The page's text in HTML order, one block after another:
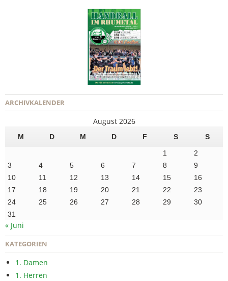
ARCHIVKALENDER
August 2026
M D M D F S
S
1
2
3
4 5 6 7 8
9
10
11 12 13 14 15
16
17
18 19 20 21 22
23
24
25 26 27 28 29
30
31
« Juni
KATEGORIEN
1. Damen
1. Herren